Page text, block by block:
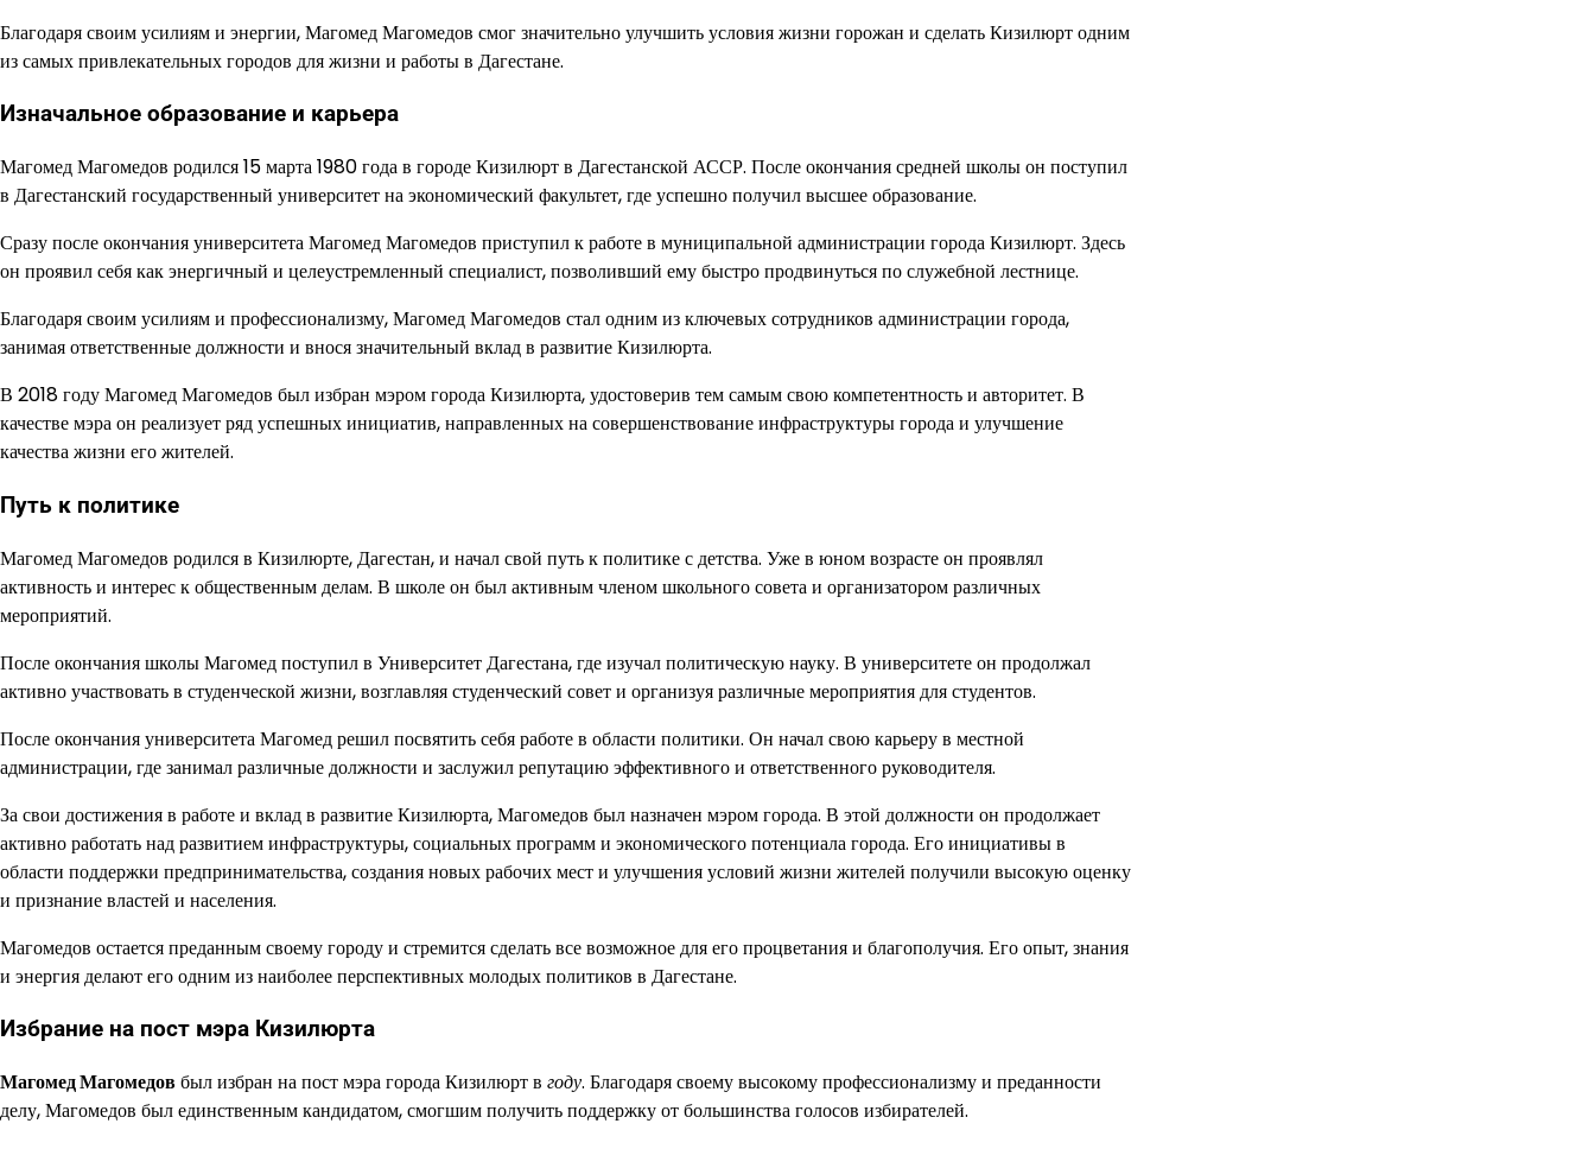
Благодаря своим усилиям и энергии, Магомед Магомедов смог значительно улучшить условия жизни горожан и сделать Кизилюрт одним
из самых привлекательных городов для жизни и работы в Дагестане.
Изначальное образование и карьера
Магомед Магомедов родился 15 марта 1980 года в городе Кизилюрт в Дагестанской АССР. После окончания средней школы он поступил
в Дагестанский государственный университет на экономический факультет, где успешно получил высшее образование.
Сразу после окончания университета Магомед Магомедов приступил к работе в муниципальной администрации города Кизилюрт. Здесь
он проявил себя как энергичный и целеустремленный специалист, позволивший ему быстро продвинуться по служебной лестнице.
Благодаря своим усилиям и профессионализму, Магомед Магомедов стал одним из ключевых сотрудников администрации города,
занимая ответственные должности и внося значительный вклад в развитие Кизилюрта.
В 2018 году Магомед Магомедов был избран мэром города Кизилюрта, удостоверив тем самым свою компетентность и авторитет. В
качестве мэра он реализует ряд успешных инициатив, направленных на совершенствование инфраструктуры города и улучшение
качества жизни его жителей.
Путь к политике
Магомед Магомедов родился в Кизилюрте, Дагестан, и начал свой путь к политике с детства. Уже в юном возрасте он проявлял
активность и интерес к общественным делам. В школе он был активным членом школьного совета и организатором различных
мероприятий.
После окончания школы Магомед поступил в Университет Дагестана, где изучал политическую науку. В университете он продолжал
активно участвовать в студенческой жизни, возглавляя студенческий совет и организуя различные мероприятия для студентов.
После окончания университета Магомед решил посвятить себя работе в области политики. Он начал свою карьеру в местной
администрации, где занимал различные должности и заслужил репутацию эффективного и ответственного руководителя.
За свои достижения в работе и вклад в развитие Кизилюрта, Магомедов был назначен мэром города. В этой должности он продолжает
активно работать над развитием инфраструктуры, социальных программ и экономического потенциала города. Его инициативы в
области поддержки предпринимательства, создания новых рабочих мест и улучшения условий жизни жителей получили высокую оценку
и признание властей и населения.
Магомедов остается преданным своему городу и стремится сделать все возможное для его процветания и благополучия. Его опыт, знания
и энергия делают его одним из наиболее перспективных молодых политиков в Дагестане.
Избрание на пост мэра Кизилюрта
Магомед Магомедовбыл избран на пост мэра города Кизилюрт в году. Благодаря своему высокому профессионализму и преданности
делу, Магомедов был единственным кандидатом, смогшим получить поддержку от большинства голосов избирателей.